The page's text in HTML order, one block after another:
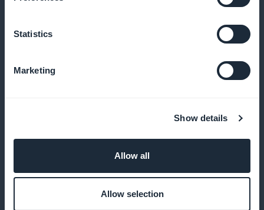
Statistics
Marketing
Show details
Allow all
Allow selection